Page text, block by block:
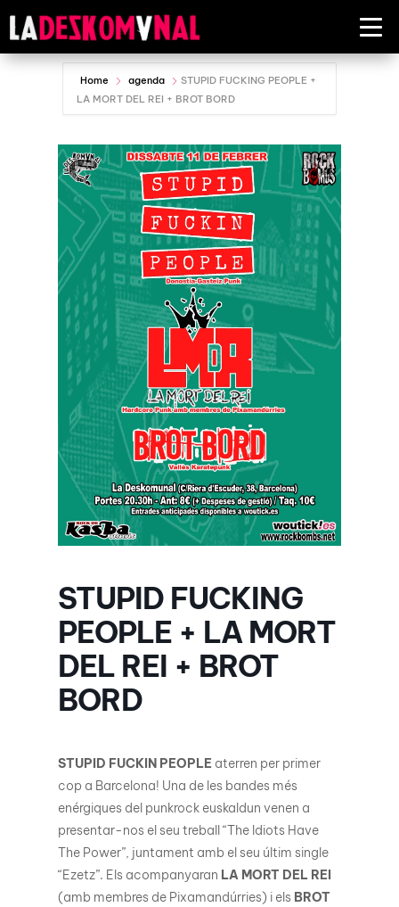
Home agenda
STUPID FUCKING PEOPLE +
LA MORT DEL REI + BROT BORD
STUPID FUCKING
PEOPLE + LA MORT
DEL REI + BROT
BORD
STUPID FUCKIN PEOPLEaterren per primer
cop a Barcelona! Una de les bandes més
enérgiques del punkrock euskaldun venen a
presentar-nos el seu treball “The Idiots Have
The Power”, juntament amb el seu últim single
“Ezetz”. Els acompanyaran LA MORT DEL REI
(amb membres de Pixamandúrries) i els BROT